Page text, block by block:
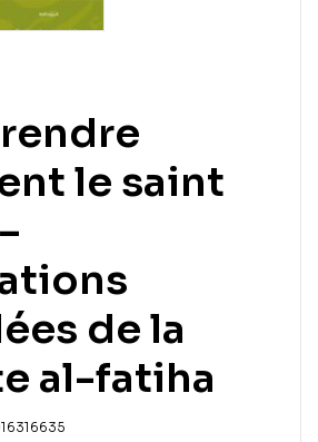
le saint
de la
al-fatiha